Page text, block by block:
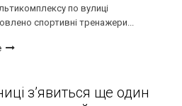
по вулиці
спортивні тренажери...
з’явиться ще один